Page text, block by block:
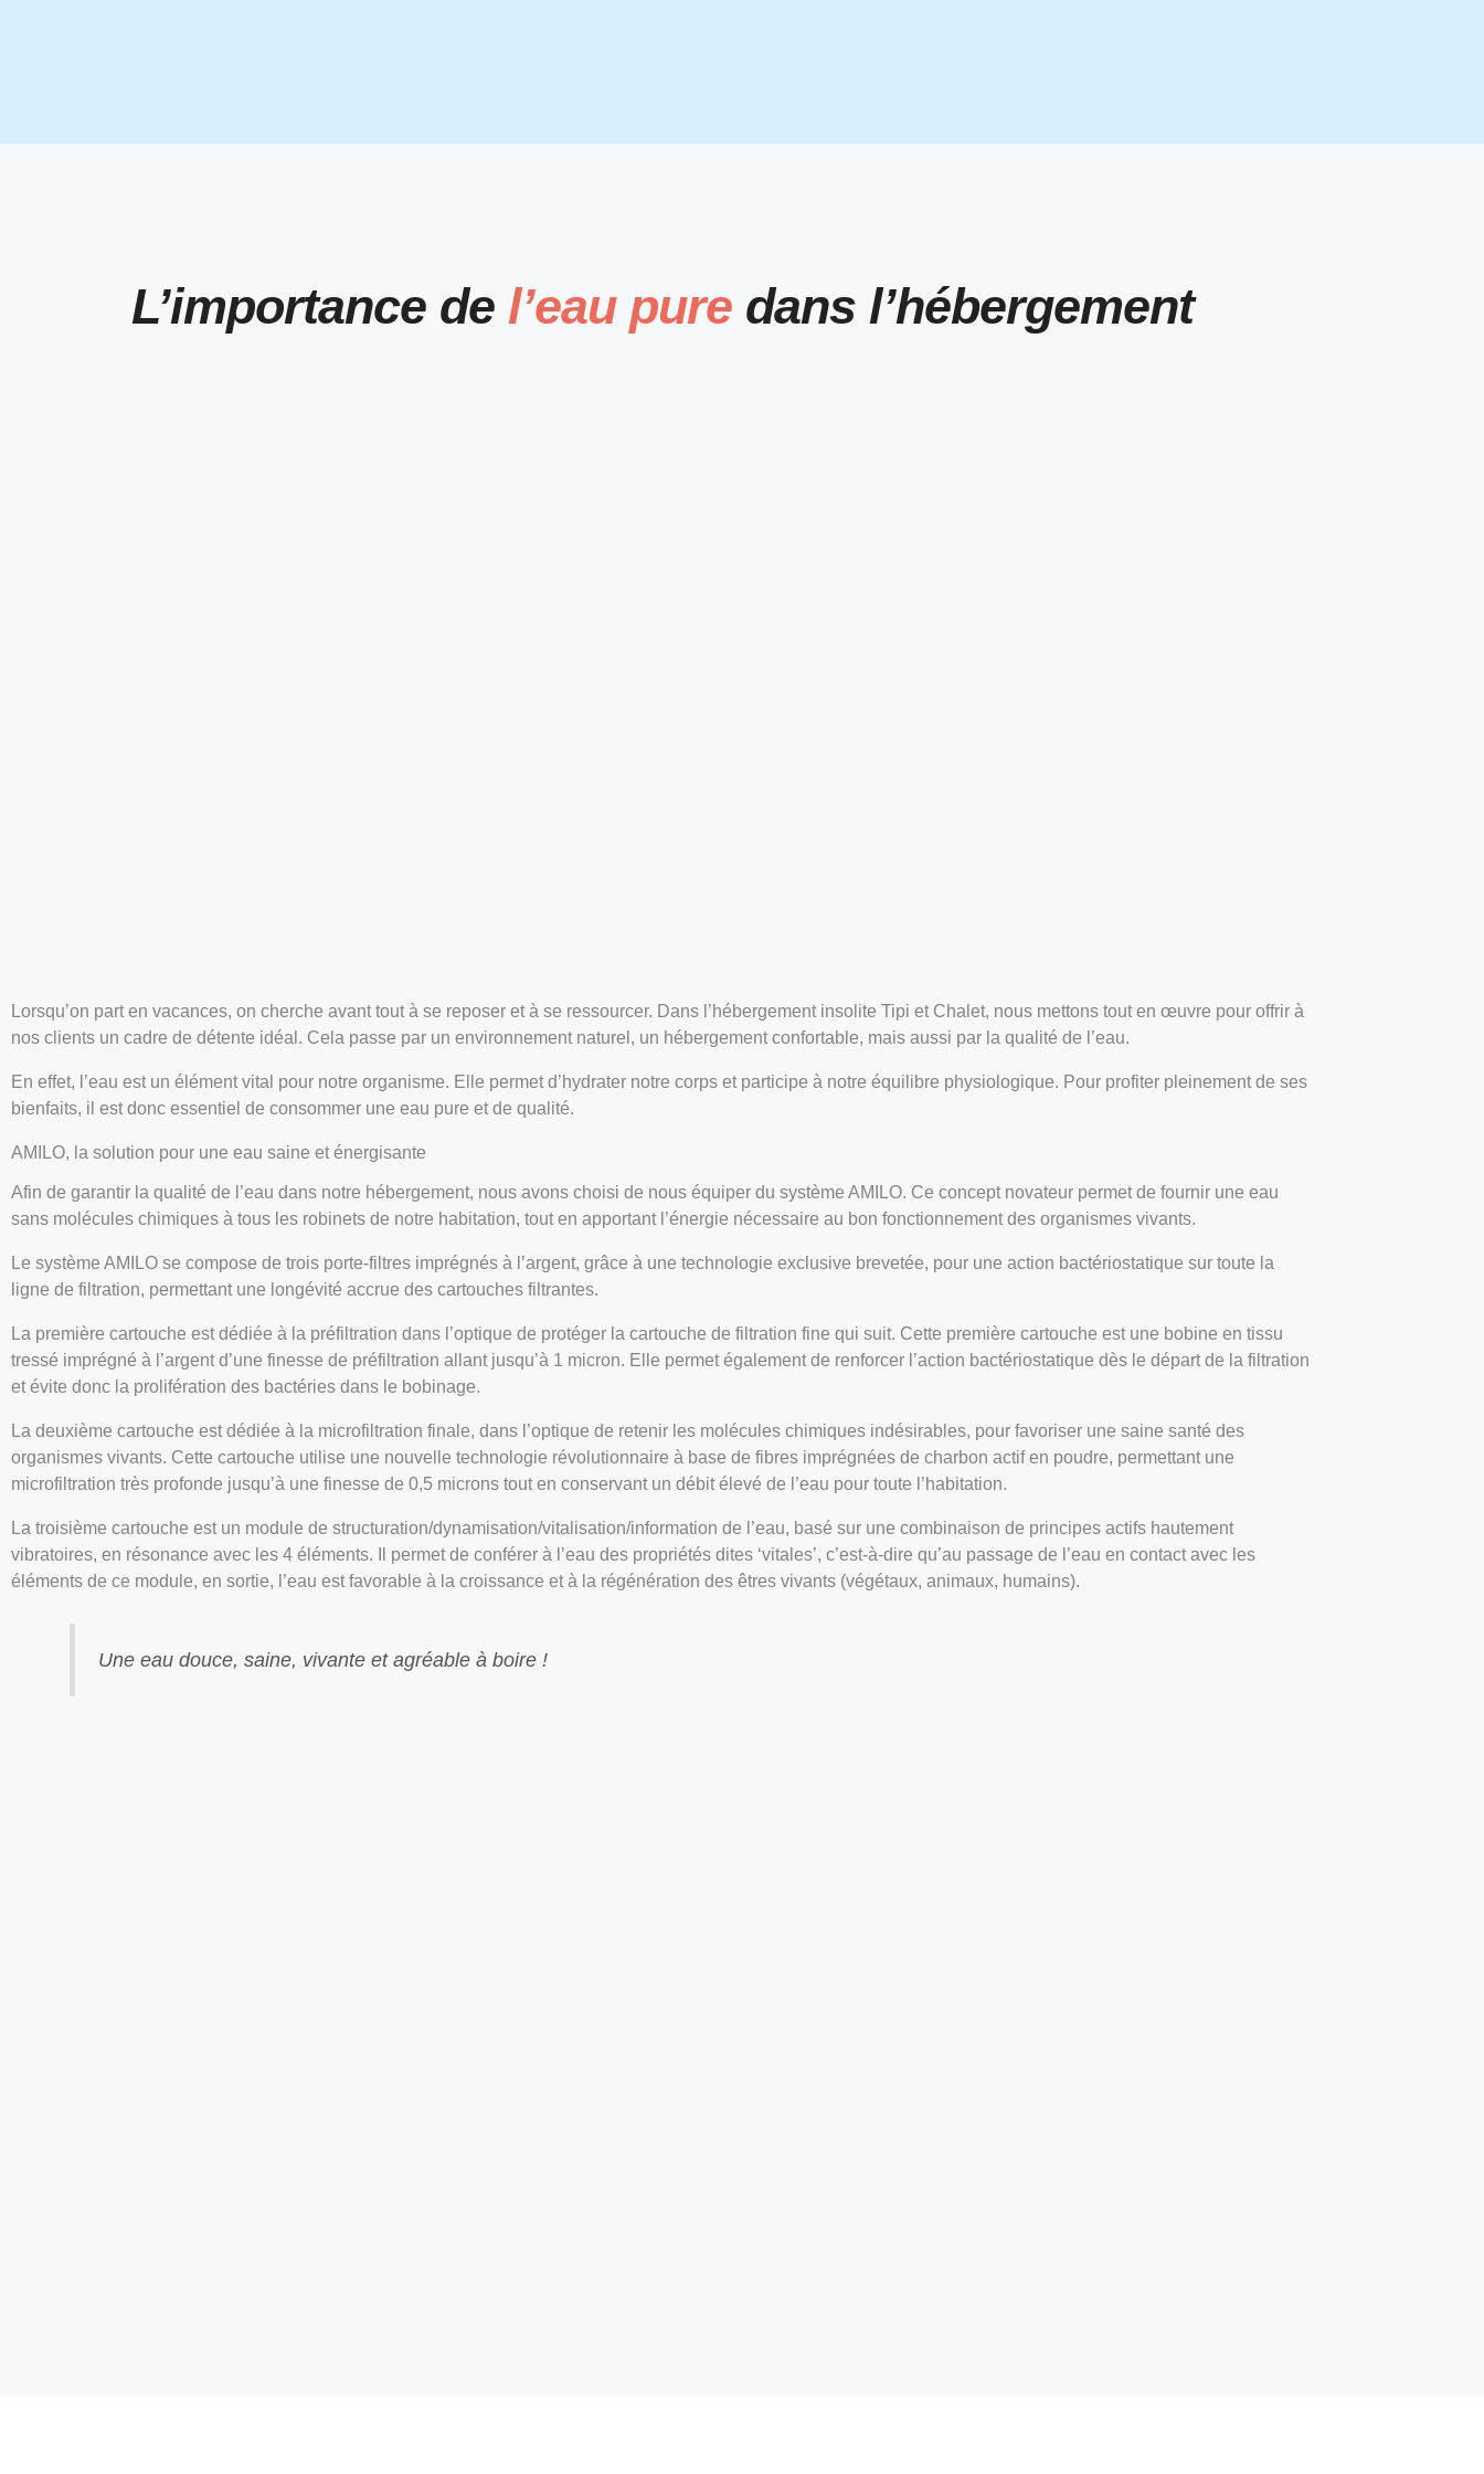
L’importance de l’eau pure dans l’hébergement
Lorsqu’on part en vacances, on cherche avant tout à se reposer et à se ressourcer. Dans l’hébergement insolite Tipi et Chalet, nous mettons tout en œuvre pour offrir à
nos clients un cadre de détente idéal. Cela passe par un environnement naturel, un hébergement confortable, mais aussi par la qualité de l’eau.
En effet, l’eau est un élément vital pour notre organisme. Elle permet d’hydrater notre corps et participe à notre équilibre physiologique. Pour profiter pleinement de ses
bienfaits, il est donc essentiel de consommer une eau pure et de qualité.
AMILO, la solution pour une eau saine et énergisante
Afin de garantir la qualité de l’eau dans notre hébergement, nous avons choisi de nous équiper du système AMILO. Ce concept novateur permet de fournir une eau
sans molécules chimiques à tous les robinets de notre habitation, tout en apportant l’énergie nécessaire au bon fonctionnement des organismes vivants.
Le système AMILO se compose de trois porte-filtres imprégnés à l’argent, grâce à une technologie exclusive brevetée, pour une action bactériostatique sur toute la
ligne de filtration, permettant une longévité accrue des cartouches filtrantes.
La première cartouche est dédiée à la préfiltration dans l’optique de protéger la cartouche de filtration fine qui suit. Cette première cartouche est une bobine en tissu
tressé imprégné à l’argent d’une finesse de préfiltration allant jusqu’à 1 micron. Elle permet également de renforcer l’action bactériostatique dès le départ de la filtration
et évite donc la prolifération des bactéries dans le bobinage.
La deuxième cartouche est dédiée à la microfiltration finale, dans l’optique de retenir les molécules chimiques indésirables, pour favoriser une saine santé des
organismes vivants. Cette cartouche utilise une nouvelle technologie révolutionnaire à base de fibres imprégnées de charbon actif en poudre, permettant une
microfiltration très profonde jusqu’à une finesse de 0,5 microns tout en conservant un débit élevé de l’eau pour toute l’habitation.
La troisième cartouche est un module de structuration/dynamisation/vitalisation/information de l’eau, basé sur une combinaison de principes actifs hautement
vibratoires, en résonance avec les 4 éléments. Il permet de conférer à l’eau des propriétés dites ‘vitales’, c’est-à-dire qu’au passage de l’eau en contact avec les
éléments de ce module, en sortie, l’eau est favorable à la croissance et à la régénération des êtres vivants (végétaux, animaux, humains).
Une eau douce, saine, vivante et agréable à boire !